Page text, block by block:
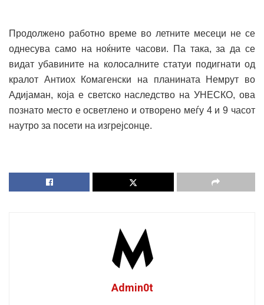
Продолжено работно време во летните месеци не се
однесува само на ноќните часови. Па така, за да се
видат убавините на колосалните статуи подигнати од
кралот Антиох Комагенски на планината Немрут во
Адијаман, која е светско наследство на УНЕСКО, ова
познато место е осветлено и отворено меѓу 4 и 9 часот
наутро за посети на изгрејсонце.
Admin0t